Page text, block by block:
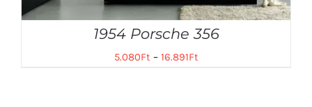
1954 Porsche 356
5.080Ft– 16.891Ft